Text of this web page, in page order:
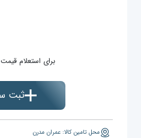
برای استعلام
ثبت
محل تامین کالا: عمران مدرن